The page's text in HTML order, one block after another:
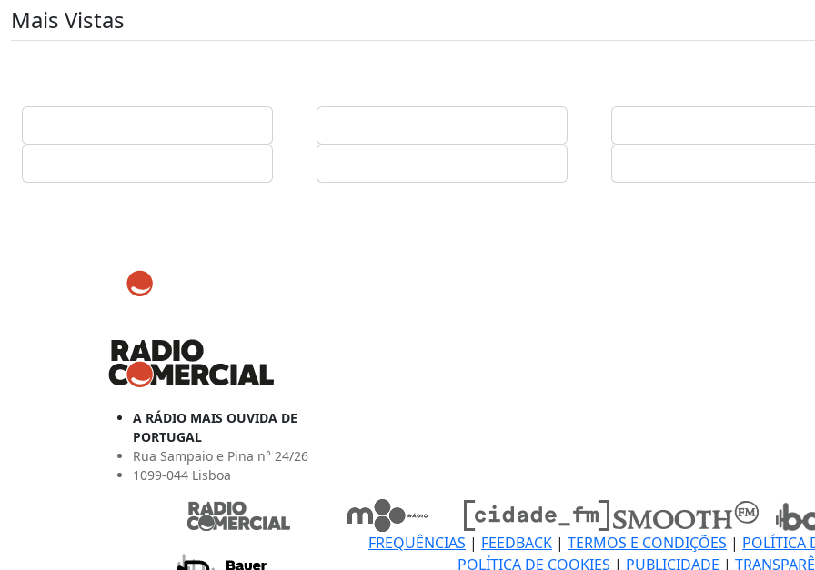
Mais Vistas
A RÁDIO MAIS OUVIDA DE
PORTUGAL
Rua Sampaio e Pina n° 24/26
1099-044 Lisboa
FREQUÊNCIAS | FEEDBACK | TERMOS E CONDIÇÕES | POLÍTICA
POLÍTICA DE COOKIES | PUBLICIDADE |